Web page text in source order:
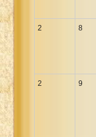
2 8
2 9